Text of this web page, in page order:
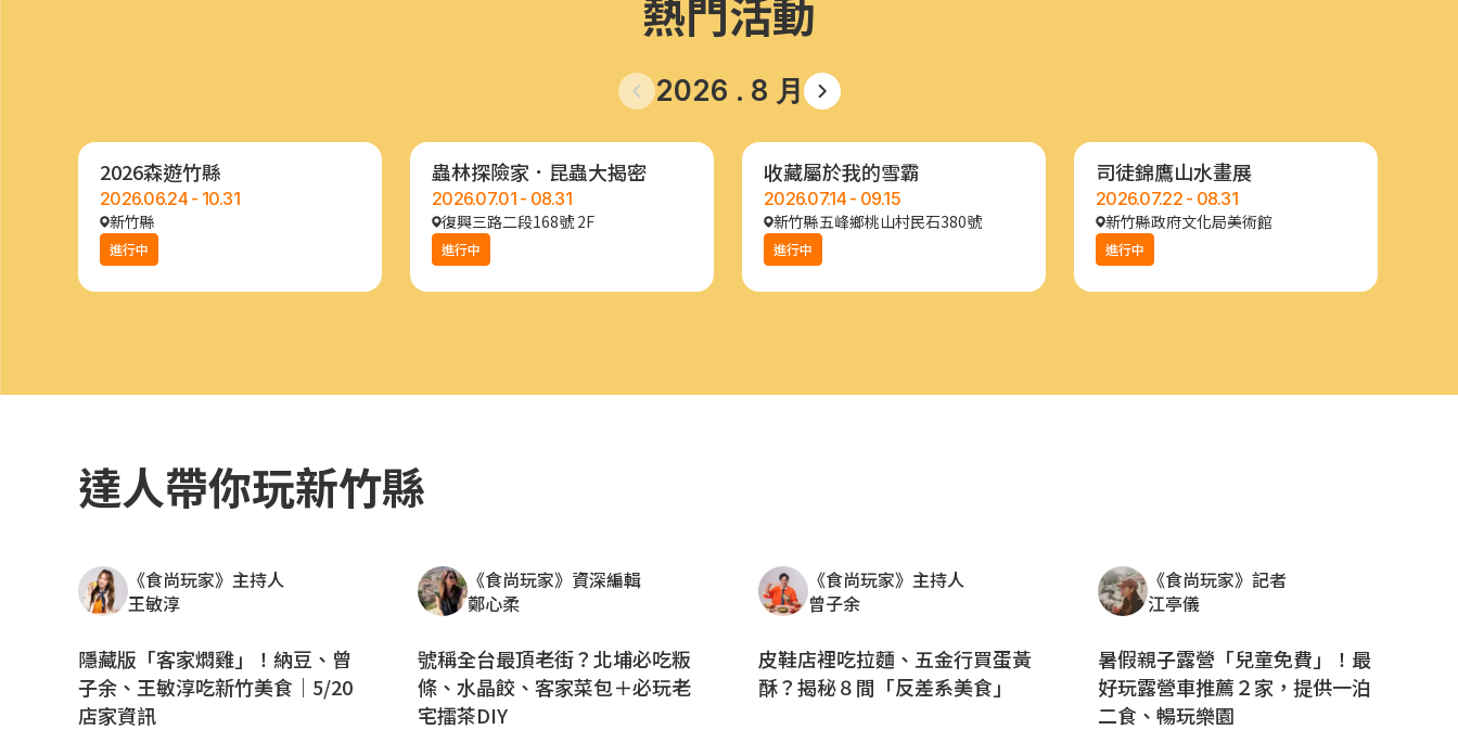
熱門活動
2026 . 8 月
2026森遊竹縣
2026.06.24 - 10.31
新竹縣
進行中
蟲林探險家．昆蟲大揭密
2026.07.01 - 08.31
復興三路二段168號 2F
進行中
收藏屬於我的雪霸
2026.07.14 - 09.15
新竹縣五峰鄉桃山村民石380號
進行中
司徒錦鷹山水畫展
2026.07.22 - 08.31
新竹縣政府文化局美術館
進行中
達人帶你玩新竹縣
《食尚玩家》主持人
王敏淳
隱藏版「客家燜雞」！納豆、曾
子余、王敏淳吃新竹美食｜5/20
店家資訊
《食尚玩家》資深編輯
鄭心柔
號稱全台最頂老街？北埔必吃粄
條、水晶餃、客家菜包＋必玩老
宅擂茶DIY
《食尚玩家》主持人
曾子余
皮鞋店裡吃拉麵、五金行買蛋黃
酥？揭秘８間「反差系美食」
《食尚玩家》記者
江亭儀
暑假親子露營「兒童免費」！最
好玩露營車推薦２家，提供一泊
二食、暢玩樂園